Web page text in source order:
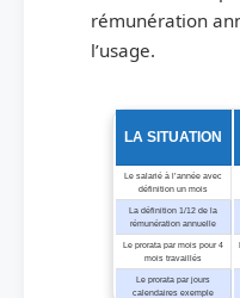
rémunération
l’usage.
LA SITUATION
Le salarié à l’année avec
définition un mois
La définition 1/12 de la
rémunération annuelle
Le prorata par mois pour 4
mois travaillés
Le prorata par jours
calendaires exemple